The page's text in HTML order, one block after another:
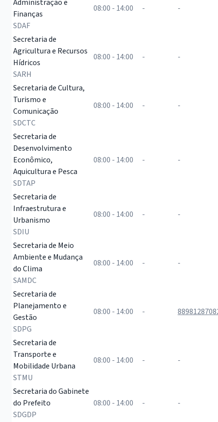
Administração e
Finanças
SDAF
08:00 - 14:00 - -
Secretaria de
Agricultura e Recursos
Hídricos
SARH
08:00 - 14:00 - -
Secretaria de Cultura,
Turismo e
Comunicação
SDCTC
08:00 - 14:00 - -
Secretaria de
Desenvolvimento
Econômico,
Aquicultura e Pesca
SDTAP
08:00 - 14:00 - -
Secretaria de
Infraestrutura e
Urbanismo
SDIU
08:00 - 14:00 - -
Secretaria de Meio
Ambiente e Mudança
do Clima
SAMDC
08:00 - 14:00 - -
Secretaria de
Planejamento e
Gestão
SDPG
08:00 - 14:00 -
Secretaria de
Transporte e
Mobilidade Urbana
STMU
08:00 - 14:00 - -
Secretaria do Gabinete
do Prefeito
SDGDP
08:00 - 14:00 - -